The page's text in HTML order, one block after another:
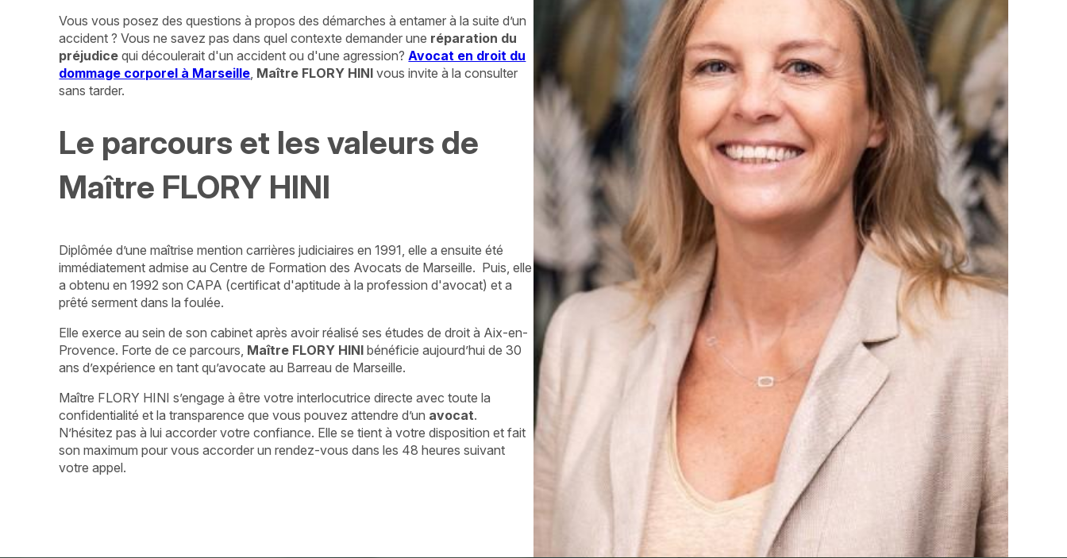
Vous vous posez des questions à propos des démarches à entamer à la suite d’un
accident ? Vous ne savez pas dans quel contexte demander une réparation du
préjudice qui découlerait d'un accident ou d'une agression?Avocat en droit du
dommage corporel à Marseille, Maître FLORY HINI vous invite à la consulter
sans tarder.
Le parcours et les valeurs de
Maître FLORY HINI
Diplômée d’une maîtrise mention carrières judiciaires en 1991, elle a ensuite été
immédiatement admise au Centre de Formation des Avocats de Marseille. Puis, elle
a obtenu en 1992 son CAPA (certificat d'aptitude à la profession d'avocat) et a
prêté serment dans la foulée.
Elle exerce au sein de son cabinet après avoir réalisé ses études de droit à Aix-en-
Provence. Forte de ce parcours, Maître FLORY HINI bénéficie aujourd’hui de 30
ans d’expérience en tant qu’avocate au Barreau de Marseille.
Maître FLORY HINI s’engage à être votre interlocutrice directe avec toute la
confidentialité et la transparence que vous pouvez attendre d’un avocat.
N’hésitez pas à lui accorder votre confiance. Elle se tient à votre disposition et fait
son maximum pour vous accorder un rendez-vous dans les 48 heures suivant
votre appel.